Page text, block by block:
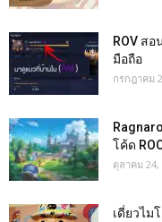
ROV ส
มือถือ
กรกฎาคม
โค้ด
ตุลาคม 24,
เดี่ยวไม